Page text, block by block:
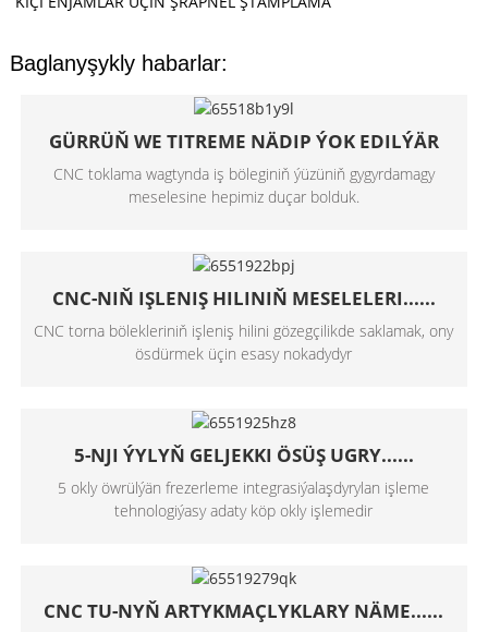
Baglanyşykly habarlar:
GÜRRÜŇ WE TITREME NÄDIP ÝOK EDILÝÄR
CNC toklama wagtynda iş böleginiň ýüzüniň gygyrdamagy
meselesine hepimiz duçar bolduk.
CNC-NIŇ IŞLENIŞ HILINIŇ MESELELERI......
CNC torna bölekleriniň işleniş hilini gözegçilikde saklamak, ony
ösdürmek üçin esasy nokadydyr
5-NJI ÝYLYŇ GELJEKKI ÖSÜŞ UGRY......
5 okly öwrülýän frezerleme integrasiýalaşdyrylan işleme
tehnologiýasy adaty köp okly işlemedir
CNC TU-NYŇ ARTYKMAÇLYKLARY NÄME......